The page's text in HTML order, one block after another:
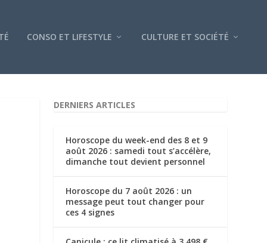
CONSO ET LIFESTYLE CULTURE ET SOCIÉTÉ
DERNIERS ARTICLES
Horoscope du week-end des 8 et 9
août 2026 : samedi tout s’accélère,
dimanche tout devient personnel
Horoscope du 7 août 2026 : un
message peut tout changer pour
ces 4 signes